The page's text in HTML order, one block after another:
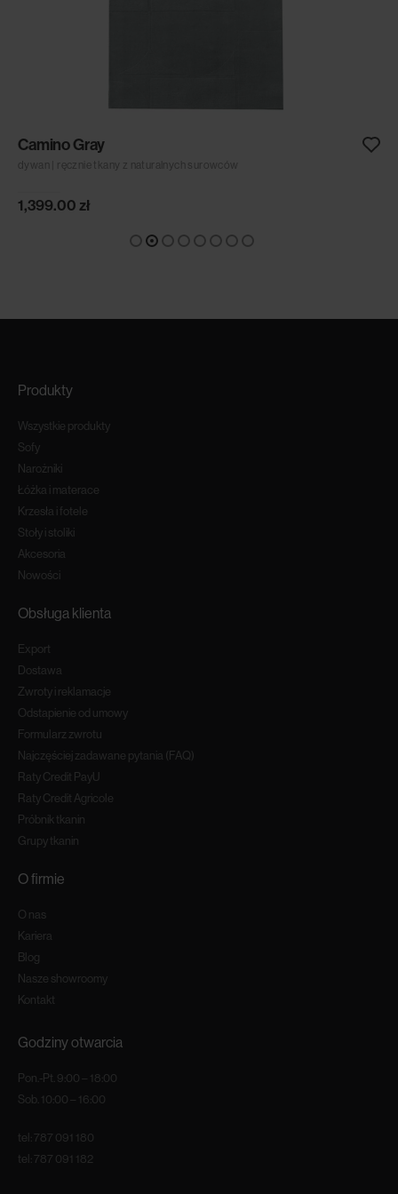
Camino Gray
dywan | ręcznie tkany z naturalnych surowców
1,399.00 zł
Produkty
Wszystkie produkty
Sofy
Narożniki
Łóżka i materace
Krzesła i fotele
Stoły i stoliki
Akcesoria
Nowości
Obsługa klienta
Export
Dostawa
Zwroty i reklamacje
Odstapienie od umowy
Formularz zwrotu
Najczęściej zadawane pytania (FAQ)
Raty Credit PayU
Raty Credit Agricole
Próbnik tkanin
Grupy tkanin
O firmie
O nas
Kariera
Blog
Nasze showroomy
Kontakt
Godziny otwarcia
Pon.-Pt. 9:00 – 18:00
Sob. 10:00 – 16:00
tel: 787 091 180
tel: 787 091 182